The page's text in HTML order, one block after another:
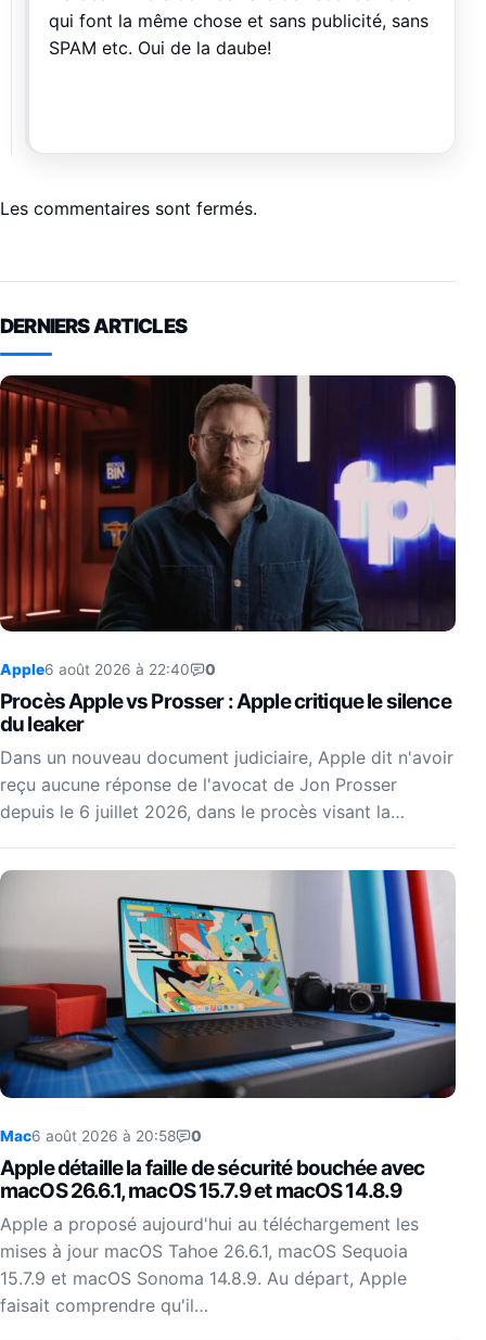
qui font la même chose et sans publicité, sans
SPAM etc. Oui de la daube!
Les commentaires sont fermés.
DERNIERS ARTICLES
Apple6 août 2026 à 22:40 0
Procès Apple vs Prosser : Apple critique le silence
du leaker
Dans un nouveau document judiciaire, Apple dit n'avoir
reçu aucune réponse de l'avocat de Jon Prosser
depuis le 6 juillet 2026, dans le procès visant la…
Mac6 août 2026 à 20:58 0
Apple détaille la faille de sécurité bouchée avec
macOS 26.6.1, macOS 15.7.9 et macOS 14.8.9
Apple a proposé aujourd'hui au téléchargement les
mises à jour macOS Tahoe 26.6.1, macOS Sequoia
15.7.9 et macOS Sonoma 14.8.9. Au départ, Apple
faisait comprendre qu'il…